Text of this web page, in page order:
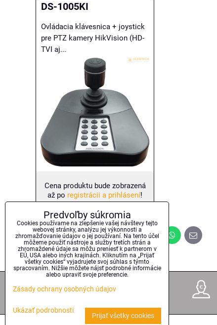
DS-1005KI
Ovládacia klávesnica + joystick
pre PTZ kamery HikVision (HD-
TVI aj...
Cena produktu bude zobrazená
až po registrácii a prihlásení!
FacebookTwitter BlueskyPinterestReddit LinkedInWhatsApp
E-
mail
17 rokov na trhu
Predvoľby súkromia
Cookies používame na zlepšenie vašej návštevy tejto
webovej stránky, analýzu jej výkonnosti a
zhromažďovanie údajov o jej používaní. Na tento účel
môžeme použiť nástroje a služby tretích strán a
zhromaždené údaje sa môžu preniesť k partnerom v
EÚ, USA alebo iných krajinách. Kliknutím na „Prijať
všetky cookies“ vyjadrujete svoj súhlas s týmto
spracovaním. Nižšie môžete nájsť podrobné informácie
alebo upraviť svoje preferencie.
Zásady ochrany osobných údajov
Ukázať podrobnosti
Prijať všetky cookies